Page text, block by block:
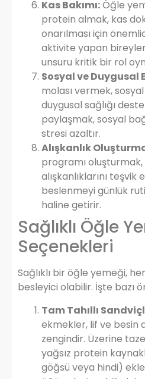
Kas Bakımı:Öğle
protein almak, kas
onarılması için
aktivite yapan
unsuru kritik bir rol
Sosyal ve Duygusal
molası vermek,
duygusal sağlığı
paylaşmak, sosyal
stresi azaltır.
Alışkanlık
programı oluşturmak,
alışkanlıklarını
beslenmeyi günlük
haline getirir.
Sağlıklı Öğle
Seçenekleri
Sağlıklı bir öğle yemeği,
besleyici olabilir. İşte bazı
Tam Tahıllı
ekmekler, lif ve besin
zengindir. Üzerine
yağsız protein
göğsü veya hindi)